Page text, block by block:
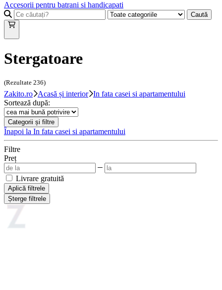
Accesorii pentru batrani si handicapati
Caută
Stergatoare
(Rezultate 236)
Zakito.ro Acasă și interior In fata casei si apartamentului
Sortează după:
Categorii și filtre
Înapoi la In fata casei si apartamentului
Filtre
Preț
Livrare gratuită
Aplică filtrele
Șterge filtrele